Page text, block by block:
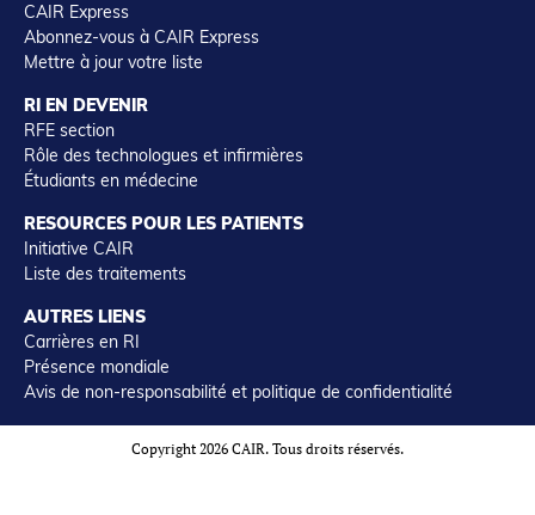
CAIR Express
Abonnez-vous à CAIR Express
Mettre à jour votre liste
RI EN DEVENIR
RFE section
Rôle des technologues et infirmières
Étudiants en médecine
RESOURCES POUR LES PATIENTS
Initiative CAIR
Liste des traitements
AUTRES LIENS
Carrières en RI
Présence mondiale
Avis de non-responsabilité et politique de confidentialité
Copyright 2026 CAIR. Tous droits réservés.